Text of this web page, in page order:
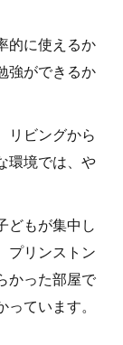
的に使えるか
強ができるか
リビングから
環境では、や
どもが集中し
プリンストン
かった部屋で
ています。